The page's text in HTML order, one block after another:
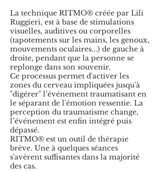
La technique RITMO® créée par Lili
Ruggieri, est à base de stimulations
visuelles, auditives ou corporelles
(tapotements sur les mains, les genoux,
mouvements oculaires...) de gauche à
droite, pendant que la personne se
replonge dans son souvenir.
Ce processus permet d'activer les
zones du cerveau impliquées jusqu'à
"digérer" l’événement traumatisant en
le séparant de l'émotion ressentie. La
perception du traumatisme change,
l’événement est enfin intégré puis
dépassé.
RITMO® est un outil de thérapie
brève. Une à quelques séances
s'avèrent suffisantes dans la majorité
des cas.